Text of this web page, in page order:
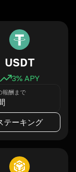
USDT
3% APY
報酬まで
テーキング